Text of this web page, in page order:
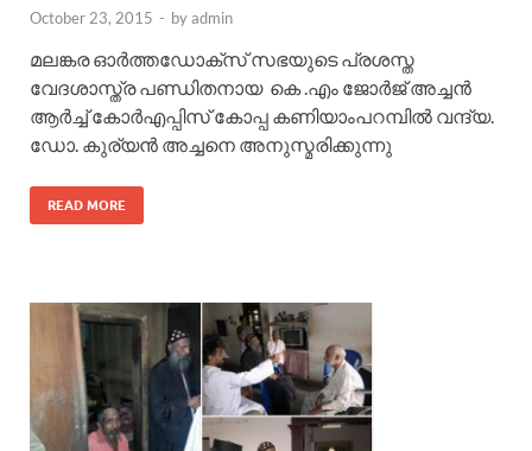
October 23, 2015 - byadmin
മലങ്കര ഓർത്തഡോക്സ് സഭയുടെ പ്രശസ്ത
വേദശാസ്ത്ര പണ്ഡിതനായ കെ .എം ജോർജ് അച്ചൻ
ആർച്ച് കോർഎപ്പിസ് കോപ്പ കണിയാംപറമ്പിൽ വന്ദ്യ.
ഡോ. കുര്യൻ അച്ചനെ അനുസ്മരിക്കുന്നു
READ MORE